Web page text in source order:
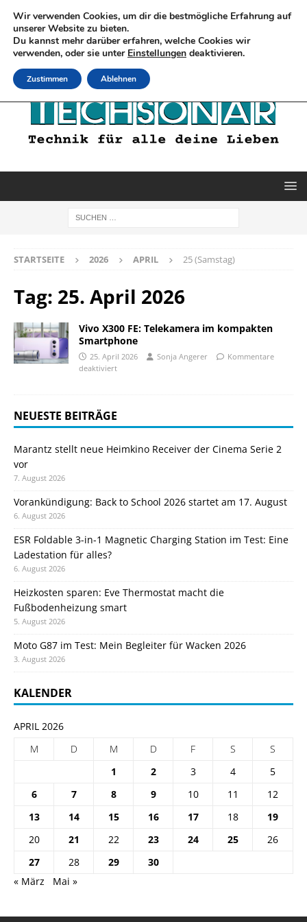
STARTSEITE 2026 APRIL 25 (Samstag)
Tag: 25. April 2026
Vivo X300 FE: Telekamera im kompakten
Smartphone
25. April 2026 Sonja Angerer
Kommentare
deaktiviert
NEUESTE BEITRÄGE
Marantz stellt neue Heimkino Receiver der Cinema Serie 2
vor
7. August 2026
Vorankündigung: Back to School 2026 startet am 17. August
6. August 2026
ESR Foldable 3-in-1 Magnetic Charging Station im Test: Eine
Ladestation für alles?
6. August 2026
Heizkosten sparen: Eve Thermostat macht die
Fußbodenheizung smart
5. August 2026
Moto G87 im Test: Mein Begleiter für Wacken 2026
3. August 2026
KALENDER
APRIL 2026
M
D M D F S
S
1
2 3 4
5
6
7 8 9 10 11
12
13
14 15 16 17 18
19
20
21 22 23 24 25
26
27
28 29
30
« März
Mai »
Wir verwenden Cookies, um dir die bestmögliche Erfahrung auf
unserer Website zu bieten.
Du kannst mehr darüber erfahren, welche Cookies wir
verwenden, oder sie unter Einstellungen deaktivieren.
Zustimmen Ablehnen